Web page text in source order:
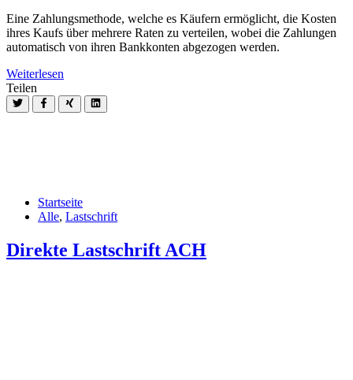
Eine Zahlungsmethode, welche es Käufern ermöglicht, die Kosten
ihres Kaufs über mehrere Raten zu verteilen, wobei die Zahlungen
automatisch von ihren Bankkonten abgezogen werden.
Weiterlesen
Teilen
Startseite
Alle, Lastschrift
Direkte Lastschrift ACH